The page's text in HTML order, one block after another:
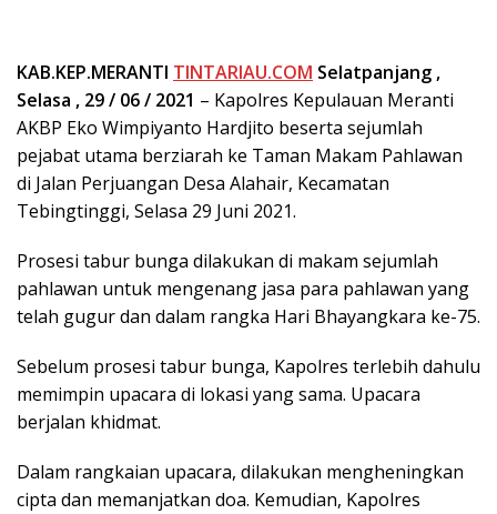
KAB.KEP.MERANTI TINTARIAU.COM Selatpanjang ,
Selasa , 29 / 06 / 2021 – Kapolres Kepulauan Meranti
AKBP Eko Wimpiyanto Hardjito beserta sejumlah
pejabat utama berziarah ke Taman Makam Pahlawan
di Jalan Perjuangan Desa Alahair, Kecamatan
Tebingtinggi, Selasa 29 Juni 2021.
Prosesi tabur bunga dilakukan di makam sejumlah
pahlawan untuk mengenang jasa para pahlawan yang
telah gugur dan dalam rangka Hari Bhayangkara ke-75.
Sebelum prosesi tabur bunga, Kapolres terlebih dahulu
memimpin upacara di lokasi yang sama. Upacara
berjalan khidmat.
Dalam rangkaian upacara, dilakukan mengheningkan
cipta dan memanjatkan doa. Kemudian, Kapolres